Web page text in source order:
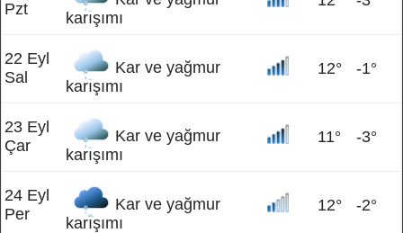
Pzt
karışımı
22 Eyl
Sal
Kar ve yağmur
karışımı
12° -1°
23 Eyl
Çar
Kar ve yağmur
karışımı
11° -3°
24 Eyl
Per
Kar ve yağmur
karışımı
12° -2°